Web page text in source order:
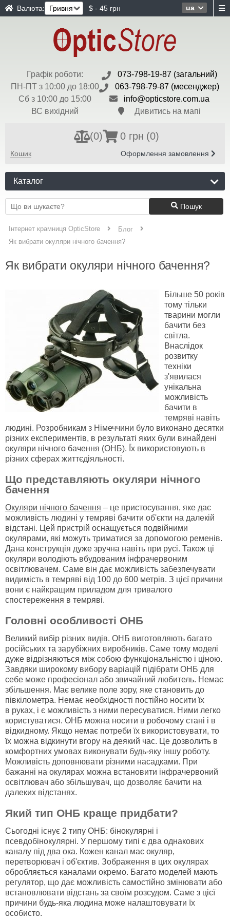
ua
Валюта: $ - 45 грн
Графік роботи:
ПН-ПТ з 10:00 до 18:00
Сб з 10:00 до 15:00
ВС вихідний
073-798-19-87 (загальний)
063-798-79-87 (месенджер)
info@opticstore.com.ua
Дивитись на мапі
(0) 0 грн (0)
Кошик Оформлення замовлення
Каталог
Пошук
Інтернет крамниця OpticStore
Блог
Як вибрати окуляри нічного бачення?
Як вибрати окуляри нічного бачення?
Більше 50 років
тому тільки
тварини могли
бачити без
світла.
Внаслідок
розвитку
техніки
з'явилася
унікальна
можливість
бачити в
темряві навіть
людині. Розробникам з Німеччини було виконано десятки
різних експериментів, в результаті яких були винайдені
окуляри нічного бачення (ОНБ). Їх використовують в
різних сферах життєдіяльності.
Що представляють окуляри нічного
бачення
Окуляри нічного бачення – це пристосування, яке дає
можливість людині у темряві бачити об'єкти на далекій
відстані. Цей пристрій оснащується подвійними
окулярами, які можуть триматися за допомогою ременів.
Дана конструкція дуже зручна навіть при русі. Також ці
окуляри володіють вбудованим інфрачервоним
освітлювачем. Саме він дає можливість забезпечувати
видимість в темряві від 100 до 600 метрів. З цієї причини
вони є найкращим приладом для тривалого
спостереження в темряві.
Головні особливості ОНБ
Великий вибір різних видів. ОНБ виготовляють багато
російських та зарубіжних виробників. Саме тому моделі
дуже відрізняються між собою функціональністю і ціною.
Завдяки широкому вибору варіацій підібрати ОНБ для
себе може професіонал або звичайний любитель. Немає
збільшення. Має велике поле зору, яке становить до
півкілометра. Немає необхідності постійно носити їх
в руках, і є можливість з ними пересуватися. Ними легко
користуватися. ОНБ можна носити в робочому стані і в
відкидному. Якщо немає потреби їх використовувати, то
їх можна відкинути вгору на деякий час. Це дозволить в
комфортних умовах виконувати будь-яку іншу роботу.
Можливість доповнювати різними насадками. При
бажанні на окулярах можна встановити інфрачервоний
освітлювач або збільшувач, що дозволяє бачити на
далеких відстанях.
Який тип ОНБ краще придбати?
Сьогодні існує 2 типу ОНБ: бінокулярні і
псевдобінокулярні. У першому типі є два однакових
каналу під два ока. Кожен канал має окуляр,
перетворювач і об'єктив. Зображення в цих окулярах
обробляється каналами окремо. Багато моделей мають
регулятор, що дає можливість самостійно змінювати або
встановлювати відстань за своїм розсудом. Саме з цієї
причини будь-яка людина може налаштовувати їх
особисто.